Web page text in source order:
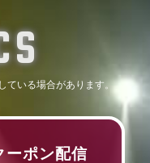
s
ている場合があります。
ーポン配信